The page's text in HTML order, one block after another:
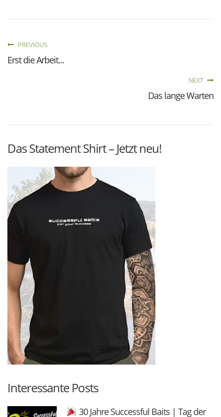
PREVIOUS
Erst die Arbeit...
NEXT
Das lange Warten
Das Statement Shirt – Jetzt neu!
Interessante Posts
30 Jahre Successful Baits | Tag der